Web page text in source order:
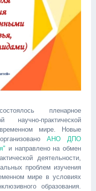
пленарное
практической
мире. Новые
АНО ДПО
и направлено на обмен
деятельности,
проблем изучения
мире в условиях
образования.